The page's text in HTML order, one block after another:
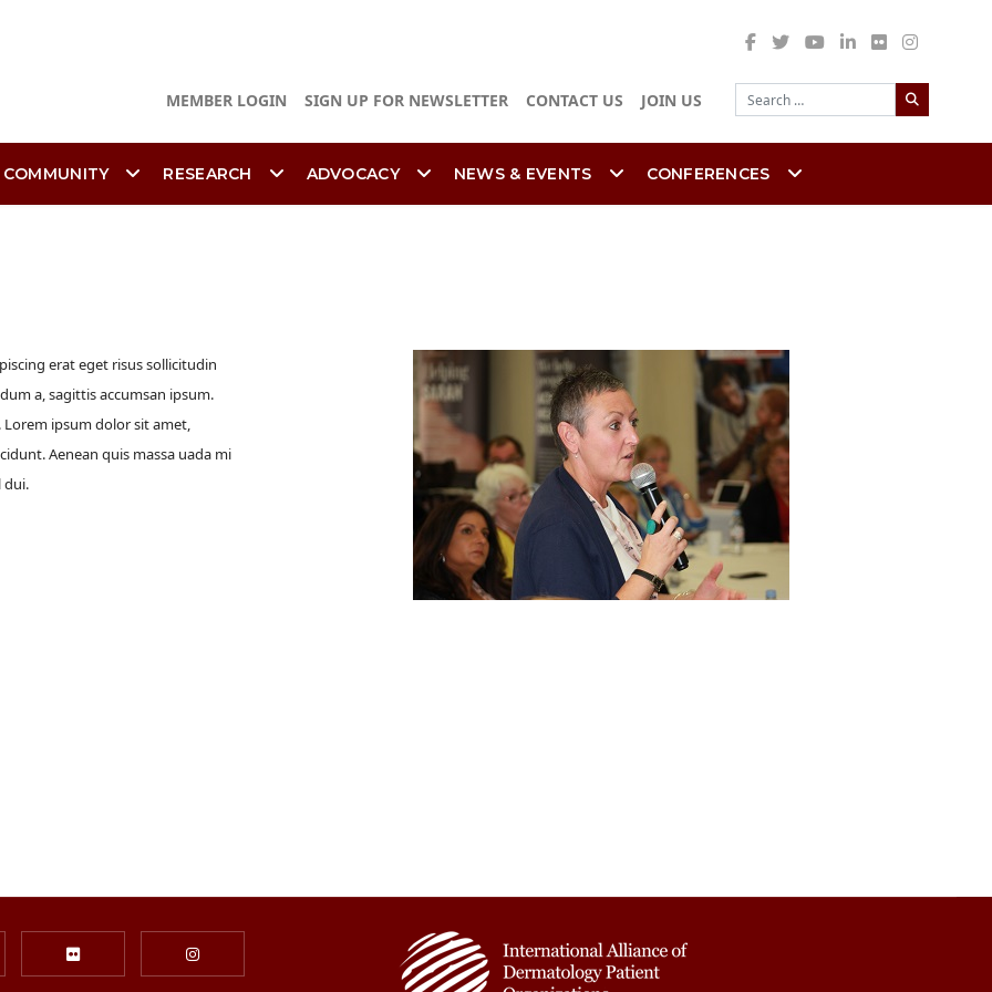
MEMBER LOGIN SIGN UP FOR NEWSLETTER CONTACT US JOIN US
Search
COMMUNITY RESEARCH ADVOCACY NEWS & EVENTS CONFERENCES
a, sagittis accumsan ipsum.
ipsum dolor sit amet,
Aenean quis massa uada mi
dui.